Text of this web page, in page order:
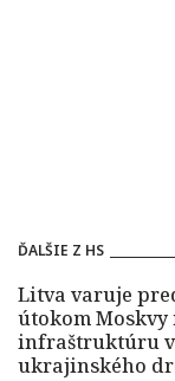
ĎALŠIE Z HS
Litva varuje
útokom
infraštruktúru
ukrajinského